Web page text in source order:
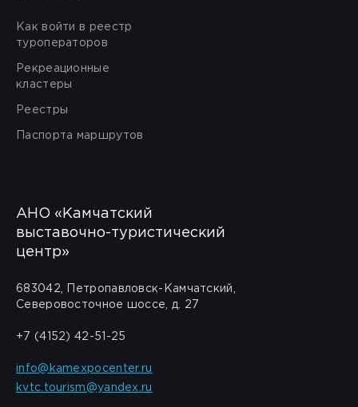
Как войти в реестр
туроператоров
Рекреационные
кластеры
Реестры
Паспорта маршрутов
АНО «Камчатский
выставочно-туристический
центр»
683042, Петропавловск-Камчатский,
Северовосточное шоссе, д. 27
+7 (4152) 42-51-25
info@kamexpocenter.ru
kvtc.tourism@yandex.ru